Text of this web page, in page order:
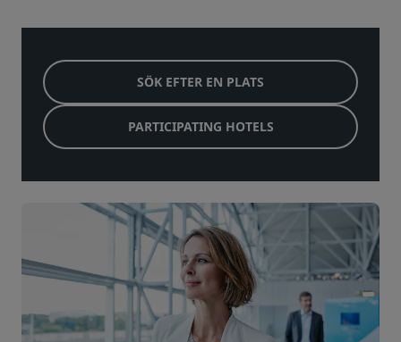
SÖK EFTER EN PLATS
PARTICIPATING HOTELS